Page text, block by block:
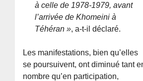
à celle de 1978-1979, avant
l’arrivée de Khomeini à
Téhéran », a-t-il déclaré.
Les manifestations, bien qu’elles
se poursuivent, ont diminué tant
nombre qu’en participation,